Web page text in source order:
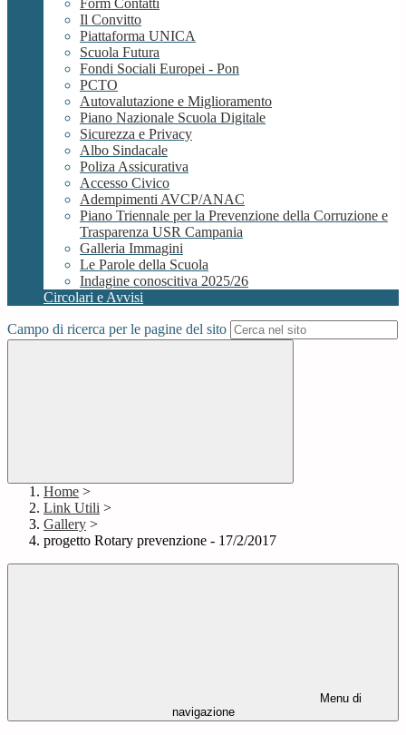
Form Contatti
Il Convitto
Piattaforma UNICA
Scuola Futura
Fondi Sociali Europei - Pon
PCTO
Autovalutazione e Miglioramento
Piano Nazionale Scuola Digitale
Sicurezza e Privacy
Albo Sindacale
Poliza Assicurativa
Accesso Civico
Adempimenti AVCP/ANAC
Piano Triennale per la Prevenzione della Corruzione e
Trasparenza USR Campania
Galleria Immagini
Le Parole della Scuola
Indagine conoscitiva 2025/26
Circolari e Avvisi
Campo di ricerca per le pagine del sito
Home >
Link Utili >
Gallery >
progetto Rotary prevenzione - 17/2/2017
Menu di
navigazione